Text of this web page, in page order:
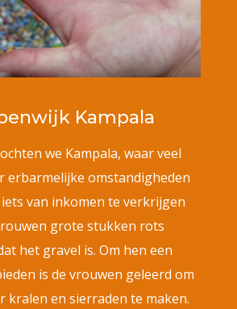
Kampala
we Kampala, waar veel
erbarmelijke omstandigheden
van inkomen te verkrijgen
grote stukken rots
het gravel is. Om hen een
is de vrouwen geleerd om
kralen en sierraden te maken.